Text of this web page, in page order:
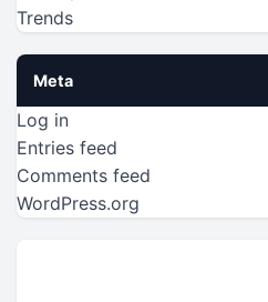
Trends
Meta
Log in
Entries feed
Comments feed
WordPress.org